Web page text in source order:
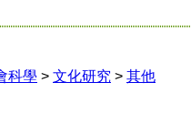
科學 > 文化研究 > 其他